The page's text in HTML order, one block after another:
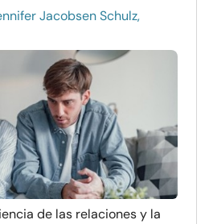
Jacobsen Schulz,
de las relaciones y la